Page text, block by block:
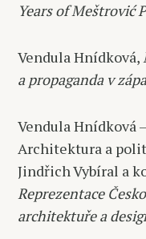
Years of Meštrović
Vendula Hnídková,
a propaganda v
Vendula Hnídková
Architektura a
Jindřich Vybíral a
Reprezentace
architektuře a